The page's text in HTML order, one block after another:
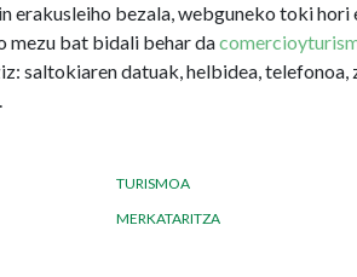
erakusleiho bezala, webguneko toki
mezu bat bidali behar da
saltokiaren datuak, helbidea,
TURISMOA
MERKATARITZA